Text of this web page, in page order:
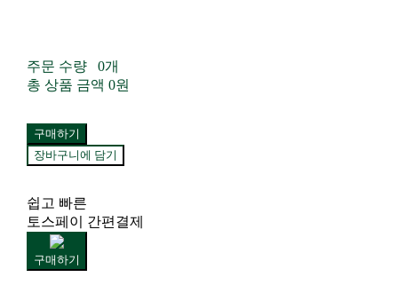
주문 수량
0개
총 상품 금액 0원
구매하기
장바구니에 담기
쉽고 빠른
토스페이 간편결제
구매하기